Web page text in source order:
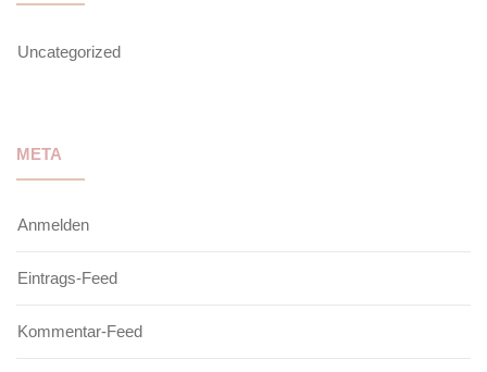
Uncategorized
META
Anmelden
Eintrags-Feed
Kommentar-Feed